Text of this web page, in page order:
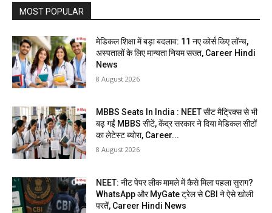
MOST POPULAR
मेडिकल शिक्षा में बड़ा बदलाव: 11 नए कोर्स किए लॉन्च,
अस्पतालों के लिए मान्यता नियम सख्त, Career Hindi
News
8 August 2026
MBBS Seats In India : NEET सीट मैट्रिक्स से भी
बढ़ गईं MBBS सीटें, केंद्र सरकार ने दिया मेडिकल सीटों
का लेटेस्ट ब्योरा, Career...
8 August 2026
NEET: नीट पेपर लीक मामले में कैसे मिला पहला सुराग?
WhatsApp और MyGate ट्रेल से CBI ने ऐसे खोली
परतें, Career Hindi News